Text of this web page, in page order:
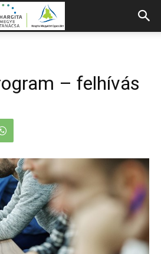
– felhívás